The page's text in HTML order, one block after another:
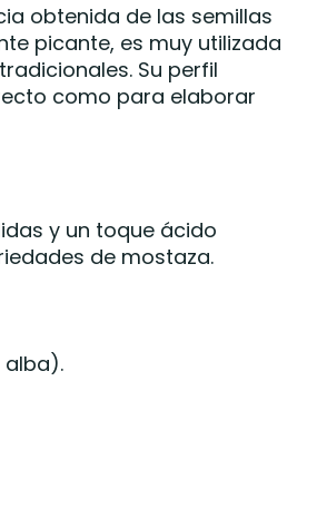
obtenida de las semillas
picante, es muy utilizada
Su perfil
como para elaborar
y un toque ácido
de mostaza.
alba).